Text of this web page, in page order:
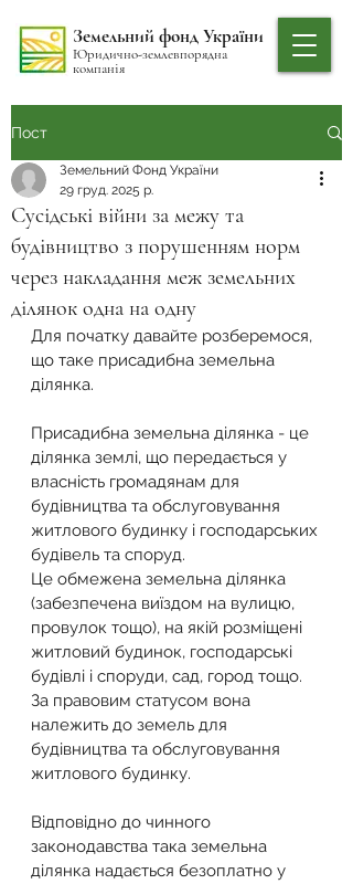
Земельний фонд України
Юридично-землевпорядна
компанія
Пост
Сусідські війни за межу та
будівництво з порушенням норм
через накладання меж земельних
ділянок одна на одну
Земельний Фонд України
29 груд. 2025 р.
Для початку давайте розберемося,
що таке присадибна земельна
ділянка.
Присадибна земельна ділянка - це
ділянка землі, що передається у
власність громадянам для
будівництва та обслуговування
житлового будинку і господарських
будівель та споруд.
Це обмежена земельна ділянка
(забезпечена виїздом на вулицю,
провулок тощо), на якій розміщені
житловий будинок, господарські
будівлі і споруди, сад, город тощо.
За правовим статусом вона
належить до земель для
будівництва та обслуговування
житлового будинку.
Відповідно до чинного
законодавства така земельна
ділянка надається безоплатно у